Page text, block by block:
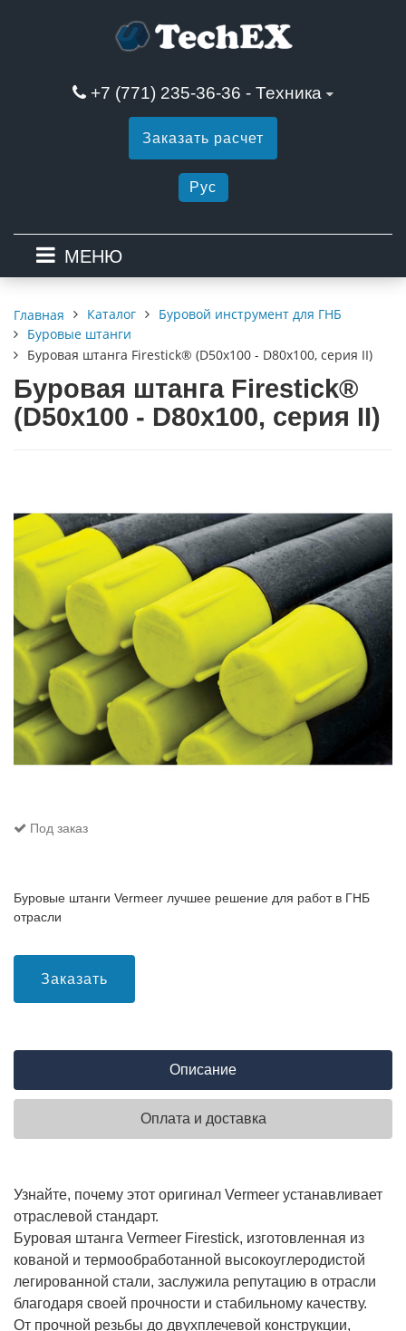
+7 (771) 235-36-36 - Техника
Заказать расчет
Рус
МЕНЮ
Главная Каталог
Буровой инструмент для ГНБ
Буровые штанги
Буровая штанга Firestick® (D50x100 - D80x100, серия II)
Буровая штанга Firestick®
(D50x100 - D80x100, серия II)
Под заказ
Буровые штанги Vermeer лучшее решение для работ в ГНБ
отрасли
Заказать
Описание
Оплата и доставка
Узнайте, почему этот оригинал Vermeer устанавливает
отраслевой стандарт.
Буровая штанга Vermeer Firestick, изготовленная из
кованой и термообработанной высокоуглеродистой
легированной стали, заслужила репутацию в отрасли
благодаря своей прочности и стабильному качеству.
От прочной резьбы до двухплечевой конструкции,